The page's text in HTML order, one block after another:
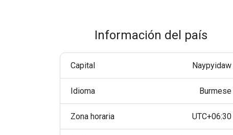
Información del país
Capital Naypyidaw
Idioma Burmese
Zona horaria UTC+06:30